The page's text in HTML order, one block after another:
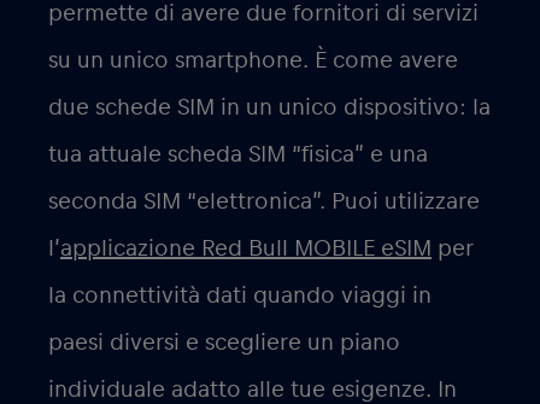
permette di avere due fornitori di servizi
su un unico smartphone. È come avere
due schede SIM in un unico dispositivo: la
tua attuale scheda SIM “fisica” e una
seconda SIM “elettronica”. Puoi utilizzare
l’applicazione Red Bull MOBILE eSIM per
la connettività dati quando viaggi in
paesi diversi e scegliere un piano
individuale adatto alle tue esigenze. In